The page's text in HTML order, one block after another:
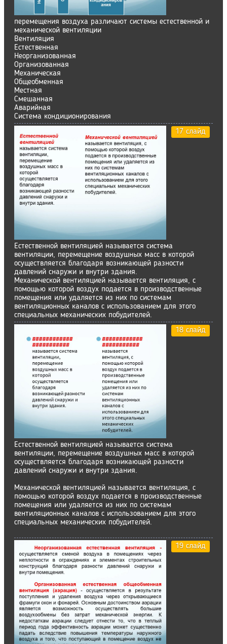
перемещения воздуха различают системы естественной и
механической вентиляции
Вентиляция
Естественная
Неорганизованная
Организованная
Механическая
Общеобменная
Местная
Смешанная
Аварийная
Система кондиционирования
17 слайд
Естественной вентиляцией называется система
вентиляции, перемещение воздушных масс в которой
осуществляется благодаря возникающей разности
давлений снаружи и внутри здания.
Механической вентиляцией называется вентиляция, с
помощью которой воздух подается в производственные
помещения или удаляется из них по системам
вентиляционных каналов с использованием для этого
специальных механических побудителей.
18 слайд
Естественной вентиляцией называется система
вентиляции, перемещение воздушных масс в которой
осуществляется благодаря возникающей разности
давлений снаружи и внутри здания.
Механической вентиляцией называется вентиляция, с
помощью которой воздух подается в производственные
помещения или удаляется из них по системам
вентиляционных каналов с использованием для этого
специальных механических побудителей.
19 слайд